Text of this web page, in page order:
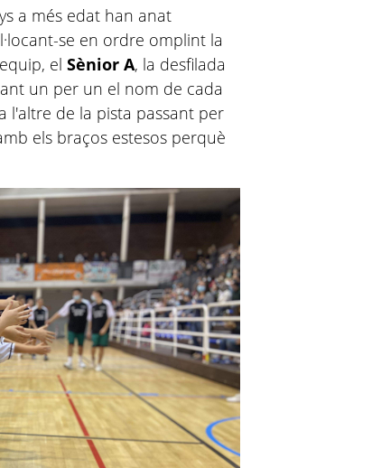
a més edat han anat
se en ordre omplint la
elSènior A, la desfilada
un per un el nom de cada
l'altre de la pista passant per
els braços estesos perquè